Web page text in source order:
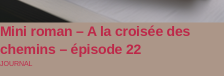
Mini roman – A la croisée des
chemins – épisode 22
JOURNAL